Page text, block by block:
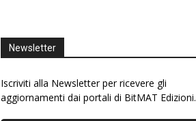
Newsletter
Iscriviti alla Newsletter per ricevere gli
aggiornamenti dai portali di BitMAT Edizioni.